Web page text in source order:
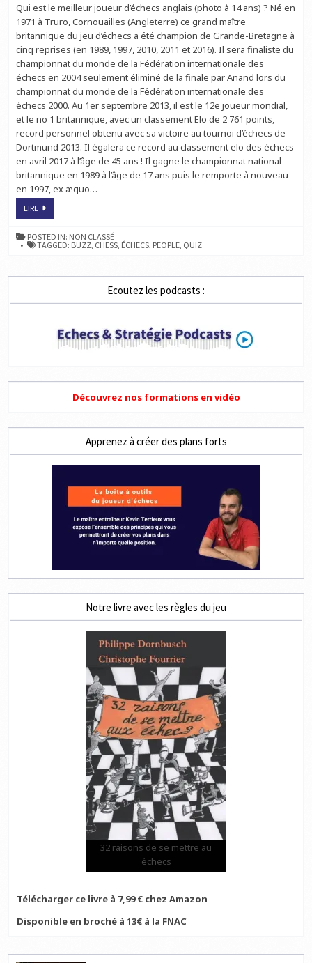
À
QUESTION
DU
MERCREDI
SUR
ÉCHECS
Qui est le meilleur joueur d’échecs anglais (photo à 14 ans) ? Né en
1971 à Truro, Cornouailles (Angleterre) ce grand maître
britannique du jeu d’échecs a été champion de Grande-Bretagne à
cinq reprises (en 1989, 1997, 2010, 2011 et 2016). Il sera finaliste du
championnat du monde de la Fédération internationale des
échecs en 2004 seulement éliminé de la finale par Anand lors du
championnat du monde de la Fédération internationale des
échecs 2000. Au 1er septembre 2013, il est le 12e joueur mondial,
et le no 1 britannique, avec un classement Elo de 2 761 points,
record personnel obtenu avec sa victoire au tournoi d’échecs de
Dortmund 2013. Il égalera ce record au classement elo des échecs
en avril 2017 à l’âge de 45 ans ! Il gagne le championnat national
britannique en 1989 à l’âge de 17 ans puis le remporte à nouveau
en 1997, ex æquo…
LIREJOUEZ
LA
QUESTION
DU
MERCREDI
SUR
ÉCHECS
POSTED IN: NON CLASSÉ
TAGGED: BUZZ CHESS ÉCHECS PEOPLE QUIZ
Ecoutez les podcasts :
Découvrez nos formations en vidéo
Apprenez à créer des plans forts
Notre livre avec les règles du jeu
32 raisons de se mettre au
échecs
Télécharger ce livre à 7,99 € chez Amazon
Disponible en broché à 13€ à la FNAC